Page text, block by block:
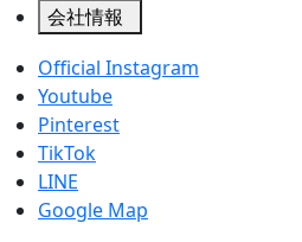
会社情報
Official Instagram
Youtube
Pinterest
TikTok
LINE
Google Map